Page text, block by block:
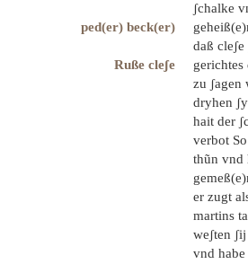
ʃchalke
ped(er) beck(er)
daß
Ruße cleʃe
gerichtes
zu
dryhen
hait der
verbot
thũn vnd
er zugt
martins
weʃten
vnd habe